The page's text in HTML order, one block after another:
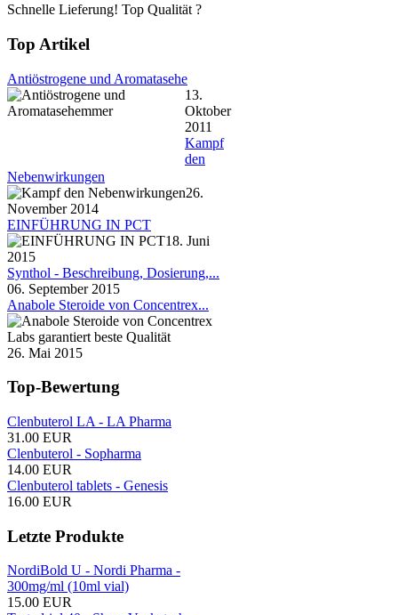
Schnelle Lieferung! Top Qualität ?
Top Artikel
Antiöstrogene und Aromatasehe
13.
Oktober
2011
Kampf
den
Nebenwirkungen
26.
November 2014
EINFÜHRUNG IN PCT
18. Juni
2015
Synthol - Beschreibung, Dosierung,...
06. September 2015
Anabole Steroide von Concentrex...
26. Mai 2015
Top-Bewertung
Clenbuterol LA - LA Pharma
31.00 EUR
Clenbuterol - Sopharma
14.00 EUR
Clenbuterol tablets - Genesis
16.00 EUR
Letzte Produkte
NordiBold U - Nordi Pharma -
300mg/ml (10ml vial)
15.00 EUR